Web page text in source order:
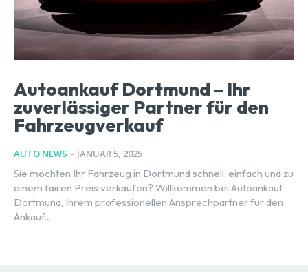
Autoankauf Dortmund – Ihr
zuverlässiger Partner für den
Fahrzeugverkauf
AUTO NEWS - JANUAR 5, 2025
Sie möchten Ihr Fahrzeug in Dortmund schnell, einfach und zu
einem fairen Preis verkaufen? Willkommen bei Autoankauf
Dortmund, Ihrem professionellen Ansprechpartner für den
Ankauf...